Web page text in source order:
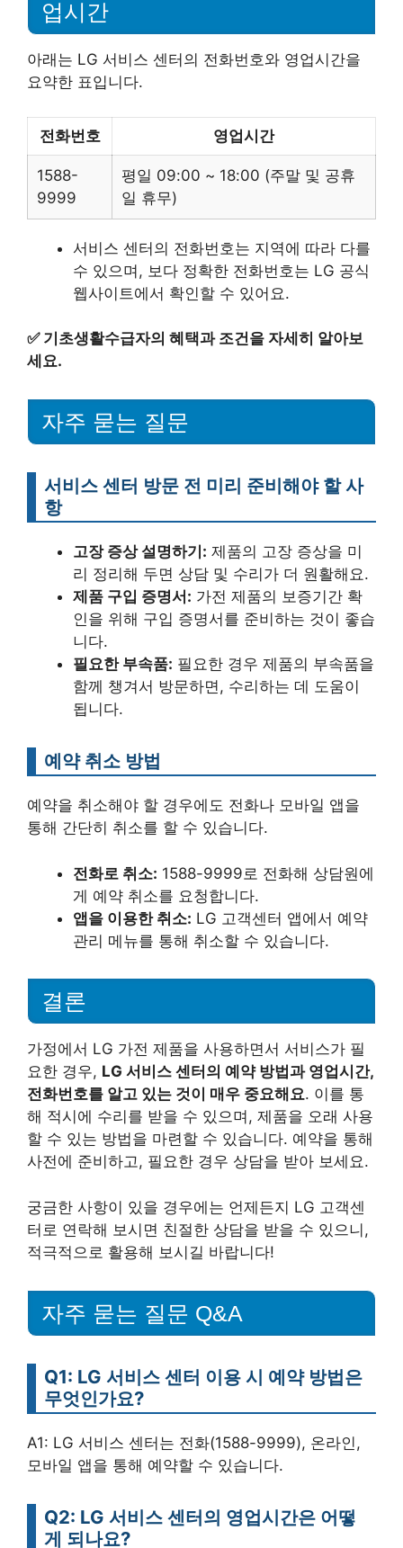
업시간
아래는 LG 서비스 센터의 전화번호와 영업시간을
요약한 표입니다.
전화번호 영업시간
1588-
9999
평일 09:00 ~ 18:00 (주말 및 공휴
일 휴무)
서비스 센터의 전화번호는 지역에 따라 다를
수 있으며, 보다 정확한 전화번호는 LG 공식
웹사이트에서 확인할 수 있어요.
✅ 기초생활수급자의 혜택과 조건을 자세히 알아보
세요.
자주 묻는 질문
서비스 센터 방문 전 미리 준비해야 할 사
항
고장 증상 설명하기: 제품의 고장 증상을 미
리 정리해 두면 상담 및 수리가 더 원활해요.
제품 구입 증명서: 가전 제품의 보증기간 확
인을 위해 구입 증명서를 준비하는 것이 좋습
니다.
필요한 부속품: 필요한 경우 제품의 부속품을
함께 챙겨서 방문하면, 수리하는 데 도움이
됩니다.
예약 취소 방법
예약을 취소해야 할 경우에도 전화나 모바일 앱을
통해 간단히 취소를 할 수 있습니다.
전화로 취소: 1588-9999로 전화해 상담원에
게 예약 취소를 요청합니다.
앱을 이용한 취소: LG 고객센터 앱에서 예약
관리 메뉴를 통해 취소할 수 있습니다.
결론
가정에서 LG 가전 제품을 사용하면서 서비스가 필
요한 경우, LG 서비스 센터의 예약 방법과 영업시간,
전화번호를 알고 있는 것이 매우 중요해요. 이를 통
해 적시에 수리를 받을 수 있으며, 제품을 오래 사용
할 수 있는 방법을 마련할 수 있습니다. 예약을 통해
사전에 준비하고, 필요한 경우 상담을 받아 보세요.
궁금한 사항이 있을 경우에는 언제든지 LG 고객센
터로 연락해 보시면 친절한 상담을 받을 수 있으니,
적극적으로 활용해 보시길 바랍니다!
자주 묻는 질문 Q&A
Q1: LG 서비스 센터 이용 시 예약 방법은
무엇인가요?
A1: LG 서비스 센터는 전화(1588-9999), 온라인,
모바일 앱을 통해 예약할 수 있습니다.
Q2: LG 서비스 센터의 영업시간은 어떻
게 되나요?